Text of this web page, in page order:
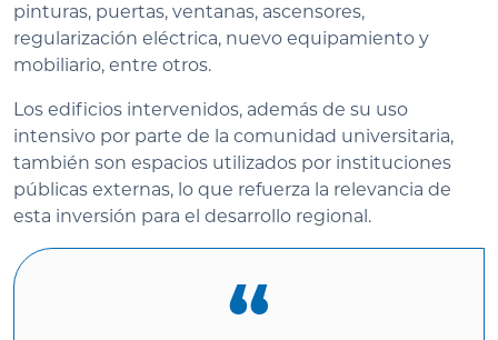
pinturas, puertas, ventanas, ascensores,
regularización eléctrica, nuevo equipamiento y
mobiliario, entre otros.
Los edificios intervenidos, además de su uso
intensivo por parte de la comunidad universitaria,
también son espacios utilizados por instituciones
públicas externas, lo que refuerza la relevancia de
esta inversión para el desarrollo regional.